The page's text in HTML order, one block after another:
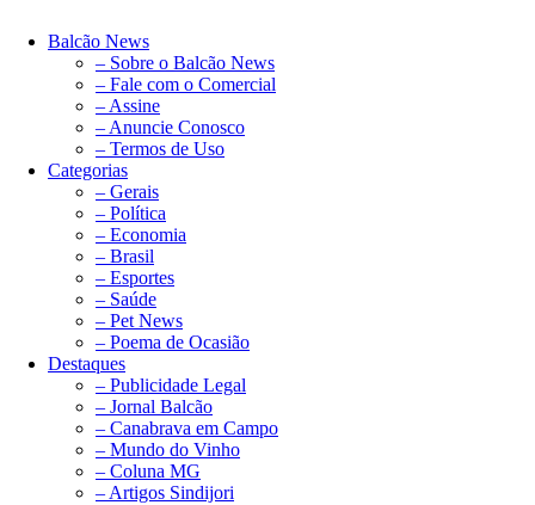
Balcão News
– Sobre o Balcão News
– Fale com o Comercial
– Assine
– Anuncie Conosco
– Termos de Uso
Categorias
– Gerais
– Política
– Economia
– Brasil
– Esportes
– Saúde
– Pet News
– Poema de Ocasião
Destaques
– Publicidade Legal
– Jornal Balcão
– Canabrava em Campo
– Mundo do Vinho
– Coluna MG
– Artigos Sindijori